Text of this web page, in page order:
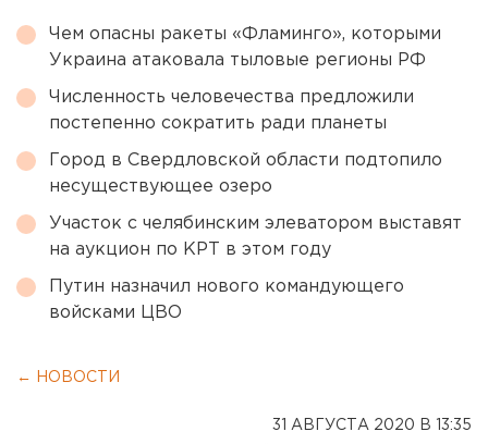
Чем опасны ракеты «Фламинго», которыми
Украина атаковала тыловые регионы РФ
Численность человечества предложили
постепенно сократить ради планеты
Город в Свердловской области подтопило
несуществующее озеро
Участок с челябинским элеватором выставят
на аукцион по КРТ в этом году
Путин назначил нового командующего
войсками ЦВО
← НОВОСТИ
31 АВГУСТА 2020 В 13:35